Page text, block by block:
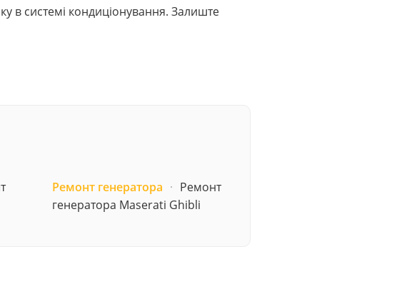
в системі кондиціонування. Залиште
Ремонт генератора · Ремонт
генератора Maserati Ghibli